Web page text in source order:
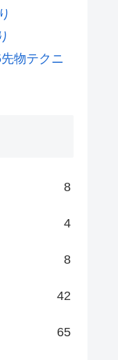
物テクニ
8
4
8
42
65